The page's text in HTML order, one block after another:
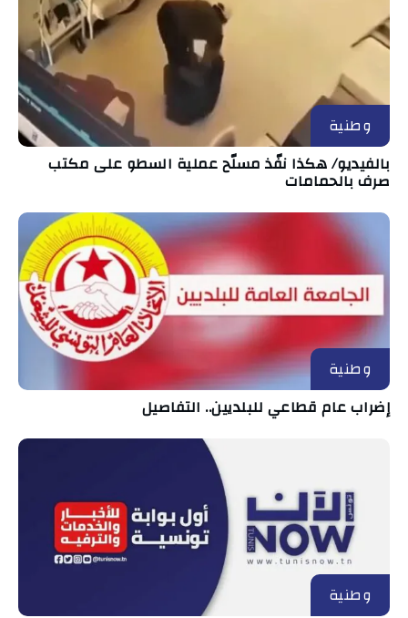
وطنية
بالفيديو/ هكذا نفّذ مسلّح عملية السطو على مكتب
صرف بالحمامات
وطنية
إضراب عام قطاعي للبلديين.. التفاصيل
وطنية